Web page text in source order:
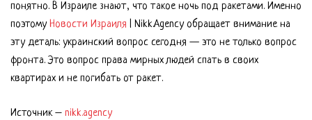
понятно. В Израиле знают, что такое ночь под ракетами. Именно
поэтомуНовости Израиля | Nikk.Agency обращает внимание на
эту деталь: украинский вопрос сегодня — это не только вопрос
фронта. Это вопрос права мирных людей спать в своих
квартирах и не погибать от ракет.
Источник – nikk.agency